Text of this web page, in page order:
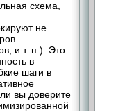
схема,
не
и т. п.). Это
в
шаги в
вы доверите